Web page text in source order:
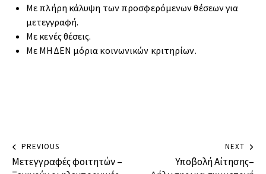
Με πλήρη κάλυψη των προσφερόμενων θέσεων για
μετεγγραφή.
Με κενές θέσεις.
Με ΜΗΔΕΝ μόρια κοινωνικών κριτηρίων.
PREVIOUS
Μετεγγραφές φοιτητών –
NEXT
Υποβολή Αίτησης–